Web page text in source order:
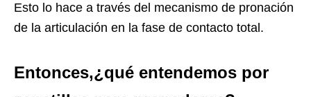
Esto lo hace a través del mecanismo de pronación
de la articulación en la fase de contacto total.
Entonces,¿qué entendemos por